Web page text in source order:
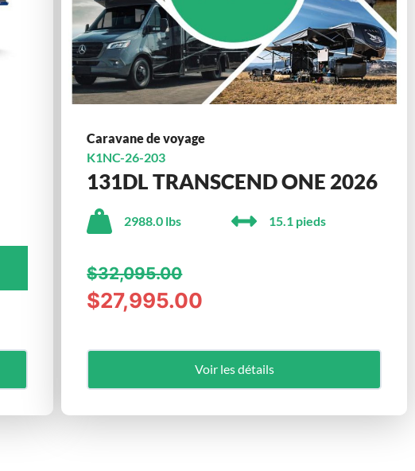
Caravane de voyage
K1NC-26-203
131DL TRANSCEND ONE 2026
2988.0 lbs 15.1 pieds
$32,095.00
$27,995.00
Voir les détails